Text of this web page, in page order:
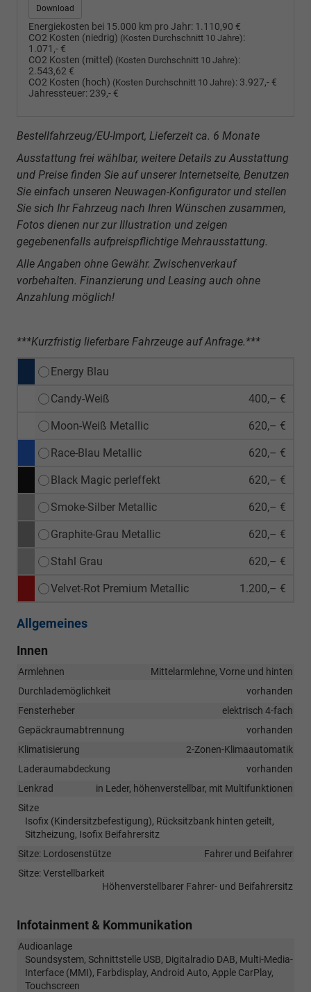
Download
Energiekosten bei 15.000 km pro Jahr: 1.110,90 €
CO2 Kosten (niedrig) (Kosten Durchschnitt 10 Jahre):
1.071,- €
CO2 Kosten (mittel) (Kosten Durchschnitt 10 Jahre):
2.543,62 €
CO2 Kosten (hoch) (Kosten Durchschnitt 10 Jahre): 3.927,- €
Jahressteuer: 239,- €
Bestellfahrzeug/EU-Import, Lieferzeit ca. 6 Monate
Ausstattung frei wählbar, weitere Details zu Ausstattung
und Preise finden Sie auf unserer Internetseite, Benutzen
Sie einfach unseren Neuwagen-Konfigurator und stellen
Sie sich Ihr Fahrzeug nach Ihren Wünschen zusammen,
Fotos dienen nur zur Illustration und zeigen
gegebenenfalls aufpreispflichtige Mehrausstattung.
Alle Angaben ohne Gewähr. Zwischenverkauf
vorbehalten. Finanzierung und Leasing auch ohne
Anzahlung möglich!
***Kurzfristig lieferbare Fahrzeuge auf Anfrage.***
Energy Blau
Candy-Weiß 400,– €
Moon-Weiß Metallic 620,– €
Race-Blau Metallic 620,– €
Black Magic perleffekt 620,– €
Smoke-Silber Metallic 620,– €
Graphite-Grau Metallic 620,– €
Stahl Grau 620,– €
Velvet-Rot Premium Metallic 1.200,– €
Allgemeines
Innen
Armlehnen
Mittelarmlehne, Vorne und hinten
Durchlademöglichkeit
vorhanden
Fensterheber
elektrisch 4-fach
Gepäckraumabtrennung
vorhanden
Klimatisierung
2-Zonen-Klimaautomatik
Laderaumabdeckung
vorhanden
Lenkrad
in Leder, höhenverstellbar, mit Multifunktionen
Sitze
Isofix (Kindersitzbefestigung), Rücksitzbank hinten geteilt,
Sitzheizung, Isofix Beifahrersitz
Sitze: Lordosenstütze
Fahrer und Beifahrer
Sitze: Verstellbarkeit
Höhenverstellbarer Fahrer- und Beifahrersitz
Infotainment & Kommunikation
Audioanlage
Soundsystem, Schnittstelle USB, Digitalradio DAB, Multi-Media-
Interface (MMI), Farbdisplay, Android Auto, Apple CarPlay,
Touchscreen